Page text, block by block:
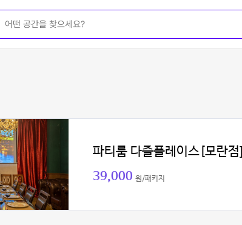
파티룸 다즐플레이스[모란점]
39,000 원/패키지